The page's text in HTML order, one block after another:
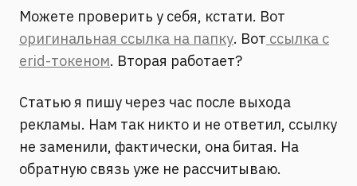
Можете проверить у себя, кстати. Вот
оригинальная ссылка на папку. Вот ссылка с
erid-токеном. Вторая работает?
Статью я пишу через час после выхода
рекламы. Нам так никто и не ответил, ссылку
не заменили, фактически, она битая. На
обратную связь уже не рассчитываю.